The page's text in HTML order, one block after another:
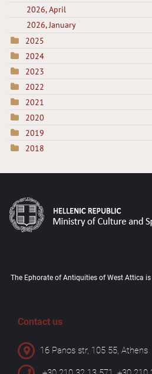
2026, April
2026, January
2025
2024
2023
2022
2021
2020
2019
2018
The Ephorate of Antiquities of West Attica
Contact us
16 Panos str, 105 55, Athens